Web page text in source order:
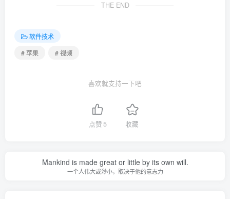
THE END
软件技术
# 苹果
# 视频
喜欢就支持一下吧
点赞 5 收藏
Mankind is made great or little by its own will.
一个人伟大或渺小，取决于他的意志力